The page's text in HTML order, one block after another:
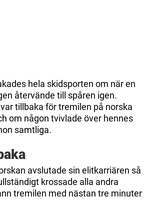
hela skidsporten om när en
återvände till spåren igen.
var tillbaka för tremilen på norska
om någon tvivlade över hennes
samtliga.
avslutade sin elitkarriären så
krossade alla andra
tremilen med nästan tre minuter